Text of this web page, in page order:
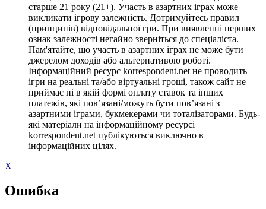
старше 21 року (21+). Участь в азартних іграх може
викликати ігрову залежність. Дотримуйтесь правил
(принципів) відповідальної гри. При виявленні перших
ознак залежності негайно зверніться до спеціаліста.
Пам'ятайте, що участь в азартних іграх не може бути
джерелом доходів або альтернативою роботі.
Інформаційний ресурс korrespondent.net не проводить
ігри на реальні та/або віртуальні гроші, також сайт не
приймає ні в якій формі оплату ставок та інших
платежів, які пов’язані/можуть бути пов’язані з
азартними іграми, букмекерами чи тоталізаторами. Будь-
які матеріали на інформаційному ресурсі
korrespondent.net публікуються виключно в
інформаційних цілях.
X
Ошибка